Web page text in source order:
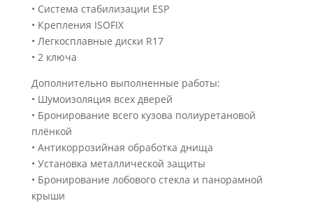
• Система стабилизации ESP
• Крепления ISOFIX
• Легкосплавные диски R17
• 2 ключа
Дополнительно выполненные работы:
• Шумоизоляция всех дверей
• Бронирование всего кузова полиуретановой
плёнкой
• Антикоррозийная обработка днища
• Установка металлической защиты
• Бронирование лобового стекла и панорамной
крыши